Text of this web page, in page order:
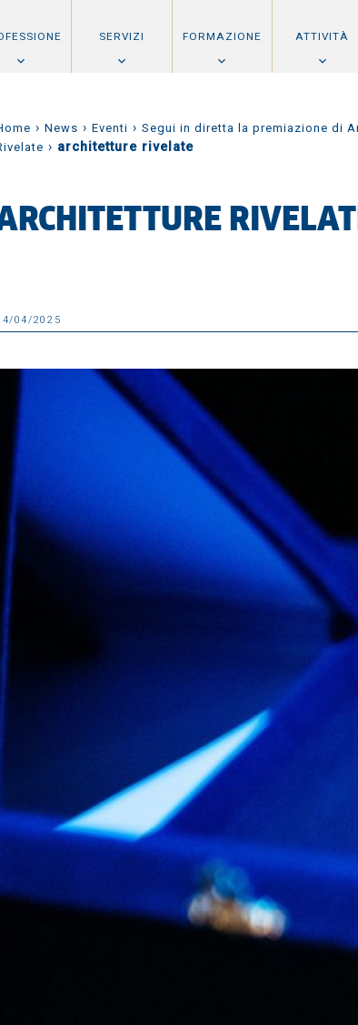
SERVIZI FORMAZIONE ATTIVITÀ
› News › Eventi › Segui in diretta la premiazione di
› architetture rivelate
04/2025